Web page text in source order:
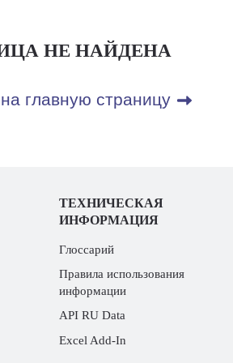
НЕ НАЙДЕНА
главную страницу
ТЕХНИЧЕСКАЯ
ИНФОРМАЦИЯ
Глоссарий
Правила использования
информации
API RU Data
Excel Add-In